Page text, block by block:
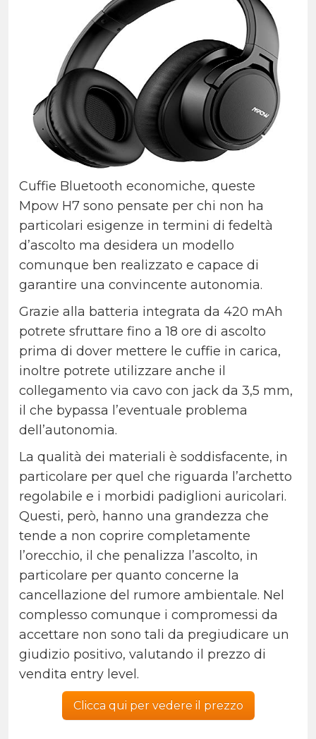
Cuffie Bluetooth economiche, queste
Mpow H7 sono pensate per chi non ha
particolari esigenze in termini di fedeltà
d’ascolto ma desidera un modello
comunque ben realizzato e capace di
garantire una convincente autonomia.
Grazie alla batteria integrata da 420 mAh
potrete sfruttare fino a 18 ore di ascolto
prima di dover mettere le cuffie in carica,
inoltre potrete utilizzare anche il
collegamento via cavo con jack da 3,5 mm,
il che bypassa l’eventuale problema
dell’autonomia.
La qualità dei materiali è soddisfacente, in
particolare per quel che riguarda l’archetto
regolabile e i morbidi padiglioni auricolari.
Questi, però, hanno una grandezza che
tende a non coprire completamente
l’orecchio, il che penalizza l’ascolto, in
particolare per quanto concerne la
cancellazione del rumore ambientale. Nel
complesso comunque i compromessi da
accettare non sono tali da pregiudicare un
giudizio positivo, valutando il prezzo di
vendita entry level.
Clicca qui per vedere il prezzo